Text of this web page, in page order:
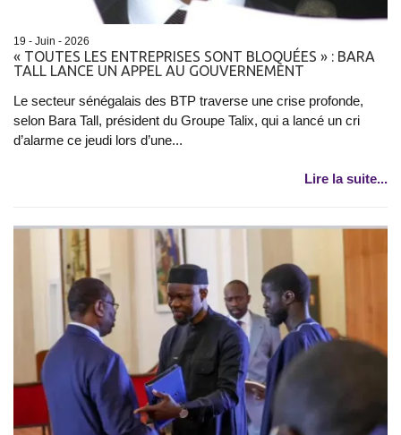
19 - Juin - 2026
« TOUTES LES ENTREPRISES SONT BLOQUÉES » : BARA
TALL LANCE UN APPEL AU GOUVERNEMENT
Le secteur sénégalais des BTP traverse une crise profonde,
selon Bara Tall, président du Groupe Talix, qui a lancé un cri
d’alarme ce jeudi lors d’une...
Lire la suite...